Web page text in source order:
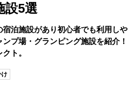
設5選
泊施設があり初心者でも利用しや
プ場・グランピング施設を紹介！
ト。
け